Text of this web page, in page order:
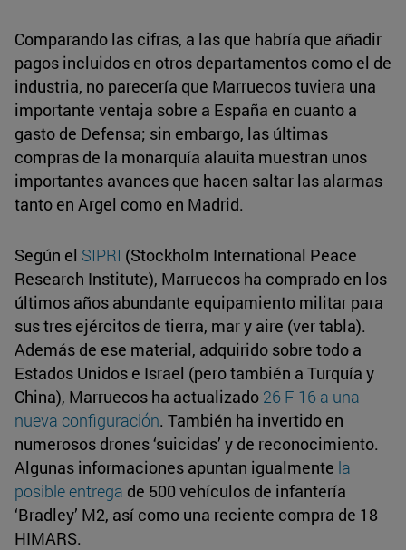
Comparando las cifras, a las que habría que añadir
pagos incluidos en otros departamentos como el de
industria, no parecería que Marruecos tuviera una
importante ventaja sobre a España en cuanto a
gasto de Defensa; sin embargo, las últimas
compras de la monarquía alauita muestran unos
importantes avances que hacen saltar las alarmas
tanto en Argel como en Madrid.
Según el SIPRI (Stockholm International Peace
Research Institute), Marruecos ha comprado en los
últimos años abundante equipamiento militar para
sus tres ejércitos de tierra, mar y aire (ver tabla).
Además de ese material, adquirido sobre todo a
Estados Unidos e Israel (pero también a Turquía y
China), Marruecos ha actualizado 26 F-16 a una
nueva configuración. También ha invertido en
numerosos drones ‘suicidas’ y de reconocimiento.
Algunas informaciones apuntan igualmente la
posible entrega de 500 vehículos de infantería
‘Bradley’ M2, así como una reciente compra de 18
HIMARS.